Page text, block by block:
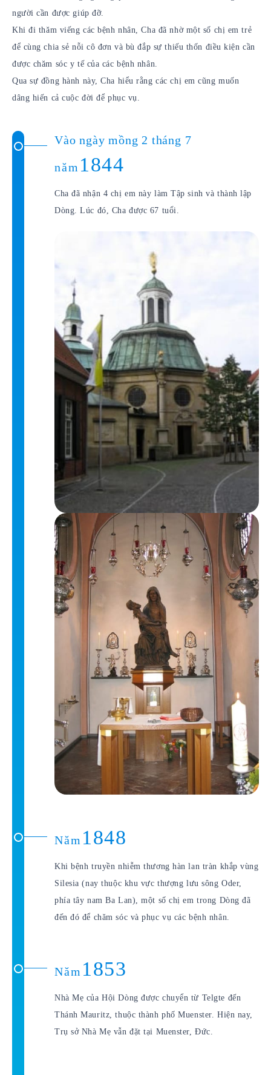
người cần được giúp đỡ.
Khi đi thăm viếng các bệnh nhân, Cha đã nhờ một số chị em trẻ
để cùng chia sẻ nỗi cô đơn và bù đắp sự thiếu thốn điều kiện cần
được chăm sóc y tế của các bệnh nhân.
Qua sự đồng hành này, Cha hiểu rằng các chị em cũng muốn
dâng hiến cả cuộc đời để phục vụ.
Vào ngày mồng 2 tháng 7
năm 1844
Cha đã nhận 4 chị em này làm Tập sinh và thành lập
Dòng. Lúc đó, Cha được 67 tuổi.
Năm 1848
Khi bệnh truyền nhiễm thương hàn lan tràn khắp vùng
Silesia (nay thuộc khu vực thượng lưu sông Oder,
phía tây nam Ba Lan), một số chị em trong Dòng đã
đến đó để chăm sóc và phục vụ các bệnh nhân.
Năm 1853
Nhà Mẹ của Hội Dòng được chuyển từ Telgte đến
Thánh Mauritz, thuộc thành phố Muenster. Hiện nay,
Trụ sở Nhà Mẹ vẫn đặt tại Muenster, Đức.